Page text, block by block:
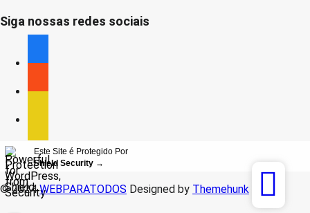
Siga nossas redes sociais
Este Site é Protegido Por
Shield Security →
© 2024WEBPARATODOS Designed by Themehunk